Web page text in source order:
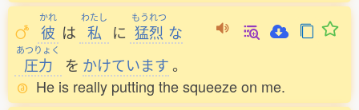
かれ
彼 は
わたし
私 に
もうれつ
猛烈 な
あつりょく
圧力 を かけています。
He is really putting the squeeze on me.